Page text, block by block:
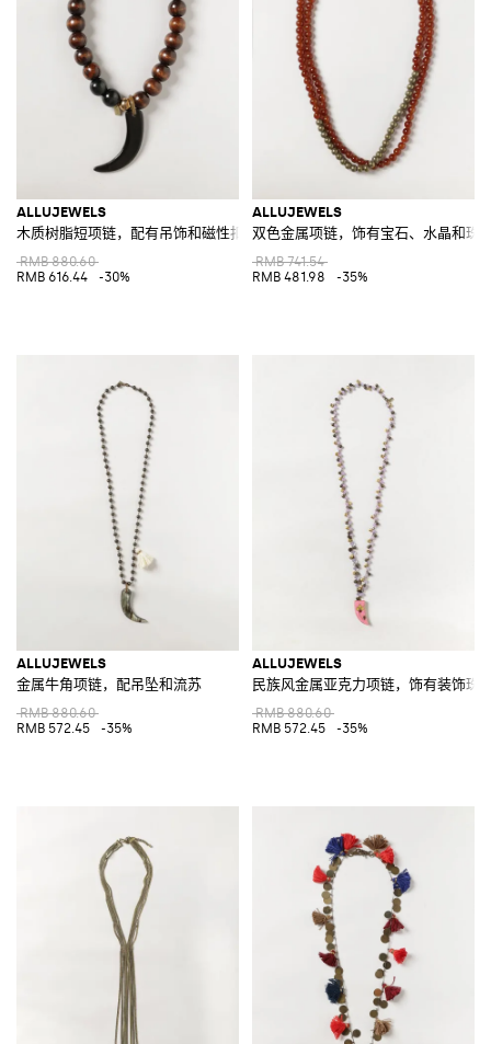
ALLUJEWELS
木质树脂短项链，配有吊饰和磁性扣
RMB 880.60
RMB 616.44
-30%
ALLUJEWELS
双色金属项链，饰有宝石、水晶和珠
RMB 741.54
RMB 481.98
-35%
ALLUJEWELS
金属牛角项链，配吊坠和流苏
RMB 880.60
RMB 572.45
-35%
ALLUJEWELS
民族风金属亚克力项链，饰有装饰珠
RMB 880.60
RMB 572.45
-35%